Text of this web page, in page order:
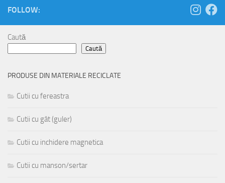
FOLLOW:
Caută
Caută
PRODUSE DIN MATERIALE RECICLATE
Cutii cu fereastra
Cutii cu gât (guler)
Cutii cu inchidere magnetica
Cutii cu manson/sertar